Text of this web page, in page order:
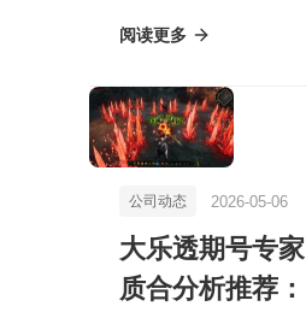
会信息汇总发布
阅读更多
公司动态 2026-05-06
大乐透期号专家
质合分析推荐：